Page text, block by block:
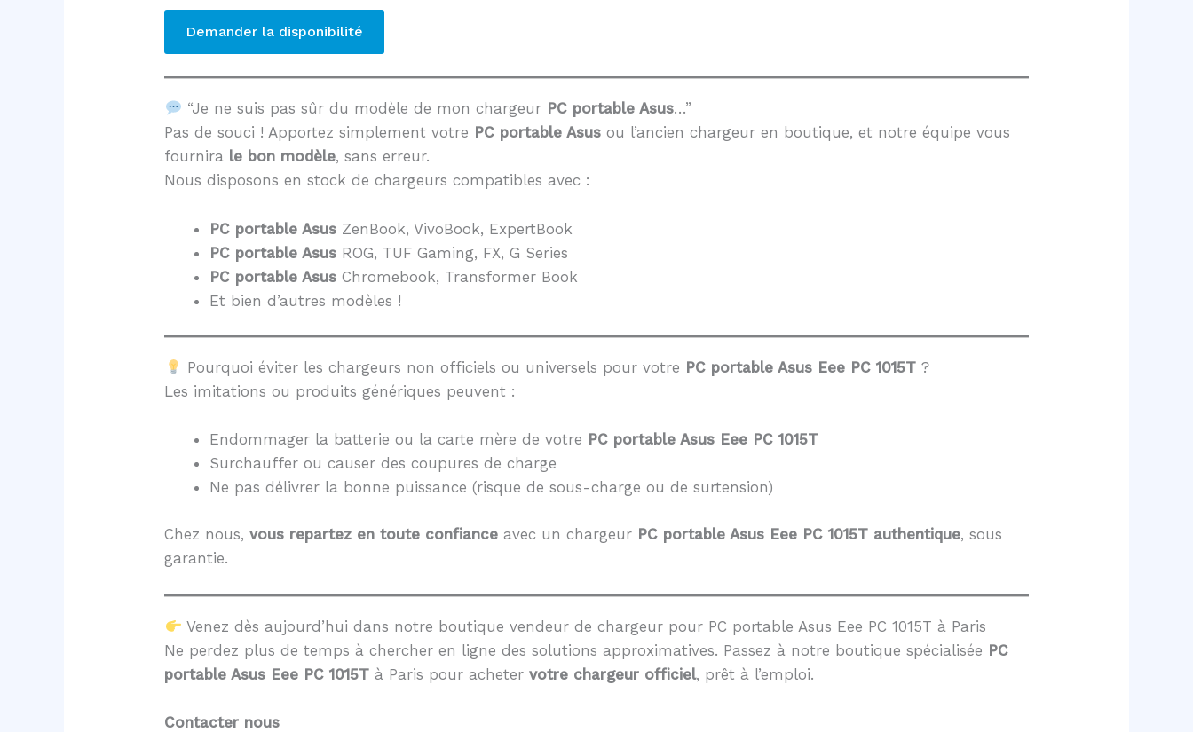
Demander la disponibilité
“Je ne suis pas sûr du modèle de mon chargeur PC portable Asus…”
Pas de souci ! Apportez simplement votre PC portable Asusou l’ancien chargeur en boutique, et notre équipe vous
fournira le bon modèle, sans erreur.
Nous disposons en stock de chargeurs compatibles avec :
PC portable Asus ZenBook, VivoBook, ExpertBook
PC portable Asus ROG, TUF Gaming, FX, G Series
PC portable AsusChromebook, Transformer Book
Et bien d’autres modèles !
Pourquoi éviter les chargeurs non officiels ou universels pour votre PC portable Asus Eee PC 1015T?
Les imitations ou produits génériques peuvent :
Endommager la batterie ou la carte mère de votre PC portable Asus Eee PC 1015T
Surchauffer ou causer des coupures de charge
Ne pas délivrer la bonne puissance (risque de sous-charge ou de surtension)
Chez nous,vous repartez en toute confiance avec un chargeur PC portable Asus Eee PC 1015T authentique, sous
garantie.
Venez dès aujourd’hui dans notre boutique vendeur de chargeur pour PC portable Asus Eee PC 1015T à Paris
Ne perdez plus de temps à chercher en ligne des solutions approximatives. Passez à notre boutique spécialisée PC
portable Asus Eee PC 1015T à Paris pour achetervotre chargeur officiel, prêt à l’emploi.
Contacter nous